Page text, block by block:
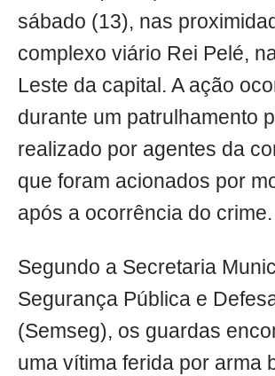
sábado (13), nas
complexo viário Rei Pelé,
Leste da capital. A ação
durante um patrulhamento
realizado por agentes da
que foram acionados por
após a ocorrência do crime.
Segundo a Secretaria
Segurança Pública e
(Semseg), os guardas
uma vítima ferida por arma